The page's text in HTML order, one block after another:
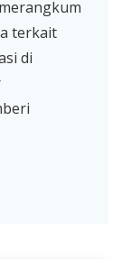
terkait
di